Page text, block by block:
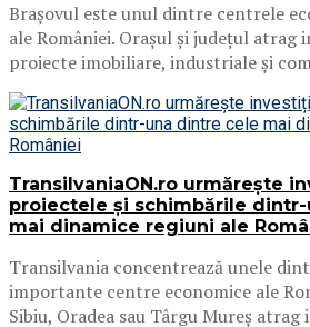
Brașovul este unul dintre centrele
ale României. Orașul și județul atrag
proiecte imobiliare, industriale și
TransilvaniaON.ro urmărește
proiectele și schimbările
mai dinamice regiuni ale
Transilvania concentrează unele
importante centre economice ale
Sibiu, Oradea sau Târgu Mureș atrag